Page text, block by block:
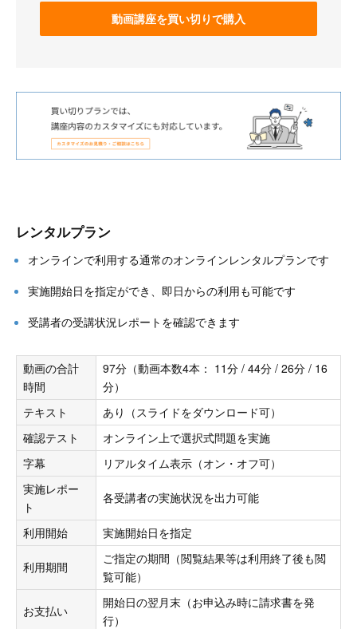
動画講座を買い切りで購入
レンタルプラン
オンラインで利用する通常のオンラインレンタルプランです
実施開始日を指定ができ、即日からの利用も可能です
受講者の受講状況レポートを確認できます
動画の合計
時間
97分（動画本数4本： 11分 / 44分 / 26分 / 16
分）
テキスト
あり（スライドをダウンロード可）
確認テスト
オンライン上で選択式問題を実施
字幕
リアルタイム表示（オン・オフ可）
実施レポー
ト
各受講者の実施状況を出力可能
利用開始 実施開始日を指定
利用期間
ご指定の期間（閲覧結果等は利用終了後も閲
覧可能）
お支払い
開始日の翌月末（お申込み時に請求書を発
行）